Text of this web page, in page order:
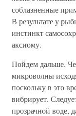
соблазненные
В результате у
инстинкт
аксиому.
Пойдем дальше.
микроволны
поскольку в это
вибрирует.
прозрачной воде,